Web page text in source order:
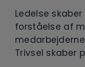
Ledelse
forståelse af
Trivsel skaber